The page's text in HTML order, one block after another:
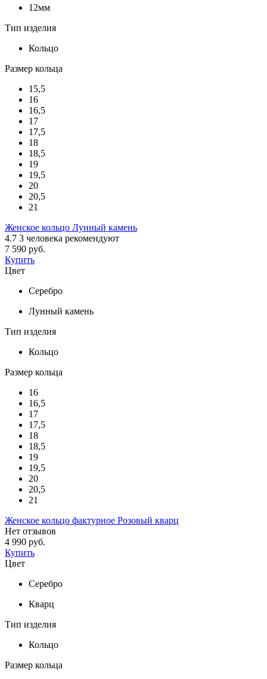
12мм
Тип изделия
Кольцо
Размер кольца
15,5
16
16,5
17
17,5
18
18,5
19
19,5
20
20,5
21
Женское кольцо Лунный камень
4.7 3 человека рекомендуют
7 590 руб.
Купить
Цвет
Серебро
Лунный камень
Тип изделия
Кольцо
Размер кольца
16
16,5
17
17,5
18
18,5
19
19,5
20
20,5
21
Женское кольцо фактурное Розовый кварц
Нет отзывов
4 990 руб.
Купить
Цвет
Серебро
Кварц
Тип изделия
Кольцо
Размер кольца